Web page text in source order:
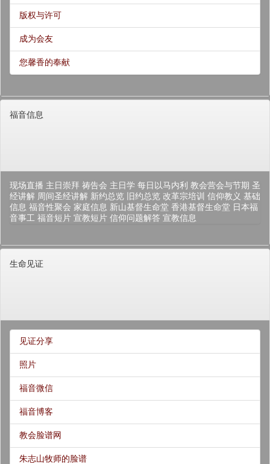
版权与许可
成为会友
您馨香的奉献
福音信息
现场直播 主日崇拜 祷告会 主日学 每日以马内利 教会营会与节期 圣
经讲解 周间圣经讲解 新约总览 旧约总览 改革宗培训 信仰教义 基础
信息 福音性聚会 家庭信息 新山基督生命堂 香港基督生命堂 日本福
音事工 福音短片 宣教短片 信仰问题解答 宣教信息
生命见证
见证分享
照片
福音微信
福音博客
教会脸谱网
朱志山牧师的脸谱